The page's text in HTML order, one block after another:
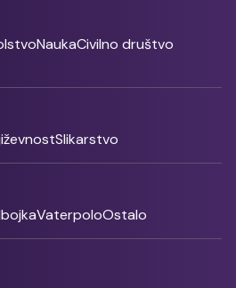
NaukaCivilno društvo
Slikarstvo
VaterpoloOstalo